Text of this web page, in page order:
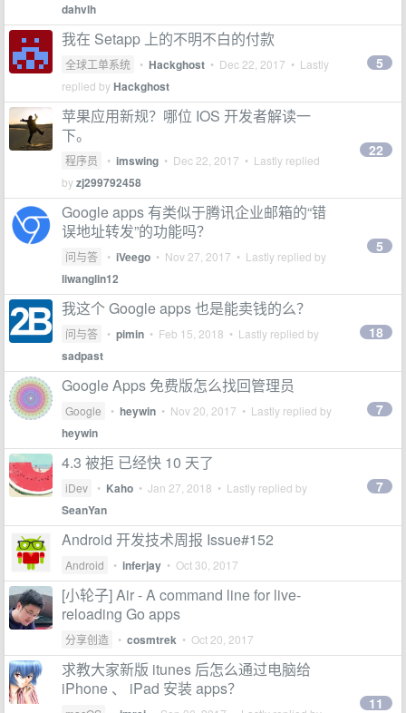
dahvlh
我在 Setapp 上的不明不白的付款
全球工单系统 • Hackghost • Dec 22, 2017 • Lastly
replied byHackghost
5
苹果应用新规？哪位 IOS 开发者解读一
下。
程序员 • imswing • Dec 22, 2017 • Lastly replied
byzj299792458
22
Google apps 有类似于腾讯企业邮箱的“错
误地址转发”的功能吗？
问与答 • iVeego • Nov 27, 2017 • Lastly replied by
liwanglin12
5
我这个 Google apps 也是能卖钱的么？
问与答 • pimin • Feb 15, 2018 • Lastly replied by
sadpast
18
Google Apps 免费版怎么找回管理员
Google • heywin • Nov 20, 2017 • Lastly replied by
heywin
7
4.3 被拒 已经快 10 天了
iDev • Kaho • Jan 27, 2018 • Lastly replied by
SeanYan
7
Android 开发技术周报 Issue#152
Android • inferjay • Oct 30, 2017
[小轮子] Air - A command line for live-
reloading Go apps
分享创造 • cosmtrek • Oct 20, 2017
求教大家新版 itunes 后怎么通过电脑给
iPhone 、 iPad 安装 apps？
11